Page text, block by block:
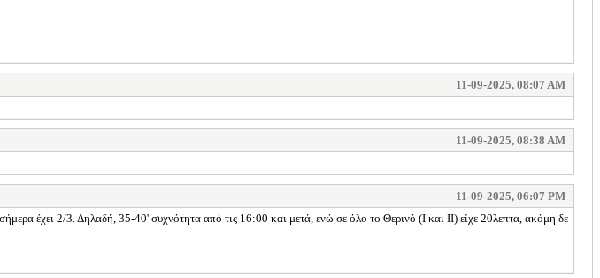
11-09-2025, 08:07 AM
11-09-2025, 08:38 AM
11-09-2025, 06:07 PM
έχει 2/3. Δηλαδή, 35-40' συχνότητα από τις 16:00 και μετά, ενώ σε όλο το Θερινό (Ι και ΙΙ) είχε 20λεπτα, ακόμη δε